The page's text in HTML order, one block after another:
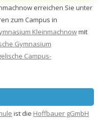
erreichen Sie unter
zum Campus in
Kleinmachnowmit
Gymnasium
Campus-
ist die Hoffbauer gGmbH